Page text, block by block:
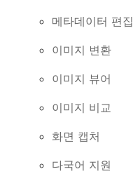
메타데이터 편집
이미지 변환
이미지 뷰어
이미지 비교
화면 캡처
다국어 지원